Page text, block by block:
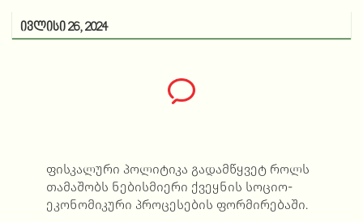
ივლისი 26, 2024
ფისკალური პოლიტიკა გადამწყვეტ როლს
თამაშობს ნებისმიერი ქვეყნის სოციო-
ეკონომიკური პროცესების ფორმირებაში.